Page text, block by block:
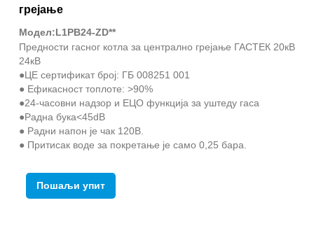
грејање
Модел:L1PB24-ZD**
Предности гасног котла за централно грејање ГАСТЕК 20кВ
24кВ
●ЦЕ сертификат број: ГБ 008251 001
● Ефикасност топлоте: >90%
●24-часовни надзор и ЕЦО функција за уштеду гаса
●Радна бука<45dB
● Радни напон је чак 120В.
● Притисак воде за покретање је само 0,25 бара.
Пошаљи упит